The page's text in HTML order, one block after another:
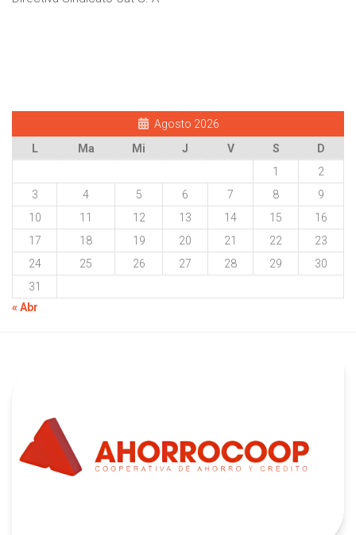
Agosto 2026
L
Ma Mi J V S
D
1
2
3
4 5 6 7 8
9
10
11 12 13 14 15
16
17
18 19 20 21 22
23
24
25 26 27 28 29
30
31
« Abr